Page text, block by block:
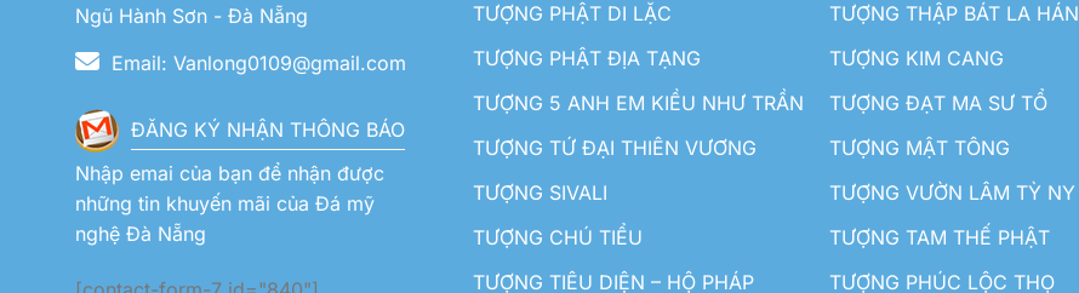
Ngũ Hành Sơn - Đà Nẵng
Email: Vanlong0109@gmail.com
ĐĂNG KÝ NHẬN THÔNG BÁO
Nhập emai của bạn để nhận được
những tin khuyến mãi của Đá mỹ
nghệ Đà Nẵng
TƯỢNG PHẬT DI LẶC
TƯỢNG THẬP BÁT LA HÁN
TƯỢNG PHẬT ĐỊA TẠNG
TƯỢNG KIM CANG
TƯỢNG 5 ANH EM KIỀU NHƯ TRẦN
TƯỢNG ĐẠT MA SƯ TỔ
TƯỢNG TỨ ĐẠI THIÊN VƯƠNG
TƯỢNG MẬT TÔNG
TƯỢNG SIVALI
TƯỢNG VƯỜN LÂM TỲ NY
TƯỢNG CHÚ TIỂU
TƯỢNG TAM THẾ PHẬT
TƯỢNG TIÊU DIỆN – HỘ PHÁP
TƯỢNG PHÚC LỘC THỌ